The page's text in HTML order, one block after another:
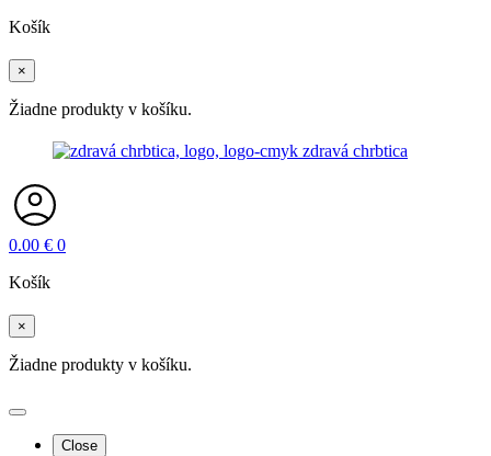
Košík
×
Žiadne produkty v košíku.
0.00 € 0
Košík
×
Žiadne produkty v košíku.
Close